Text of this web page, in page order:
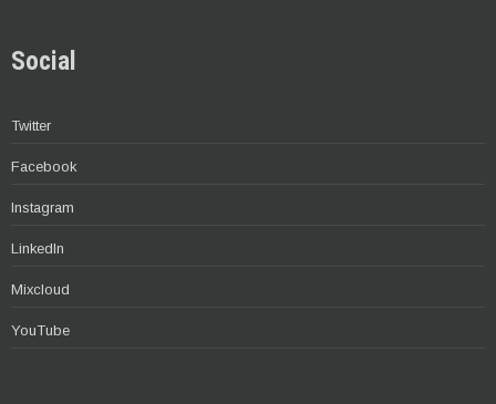
Social
Twitter
Facebook
Instagram
LinkedIn
Mixcloud
YouTube